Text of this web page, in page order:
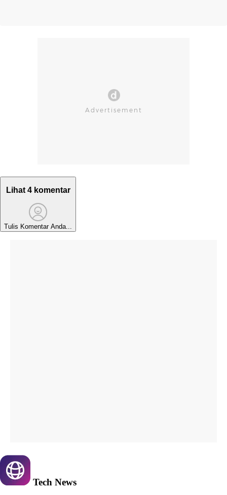
Lihat 4 komentar
Tulis Komentar Anda...
Tech News